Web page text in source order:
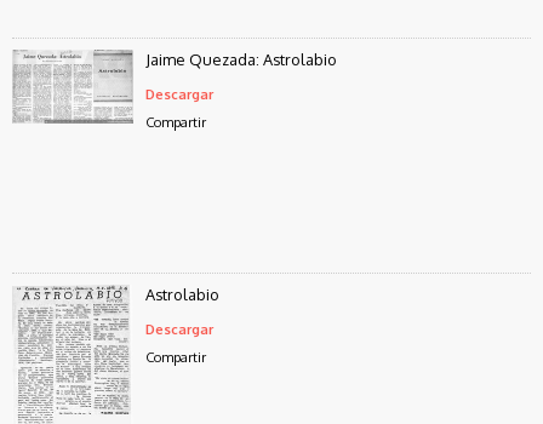
Jaime Quezada: Astrolabio
Descargar
Compartir
Astrolabio
Descargar
Compartir